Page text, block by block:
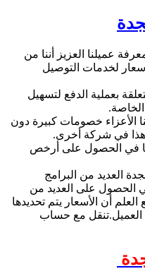
عميلنا العزيز أننا من
لخدمات التوصيل
بعملية الدفع لتسهيل
الأعزاء خصومات كبيرة دون
هذا في شركة أخرى.
في الحصول على أرخص
العديد من البرامج
الحصول على العديد من
أن الأسعار يتم تحديدها
العميل.تنقل مع حساب